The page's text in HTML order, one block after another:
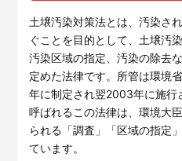
土壌汚染対策法とは、汚染さ
ぐことを目的として、土壌汚
汚染区域の指定、汚染の除去
定めた法律です。所管は環境
年に制定され翌2003年に施行
呼ばれるこの法律は、環境大
られる「調査」「区域の指定
ています。